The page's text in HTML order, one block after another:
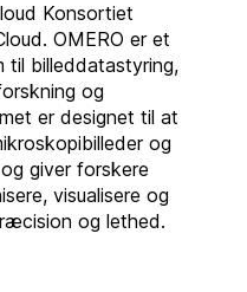
Konsortiet
OMERO er et
til billeddatastyring,
og
er designet til at
og
giver forskere
visualisere og
og lethed.